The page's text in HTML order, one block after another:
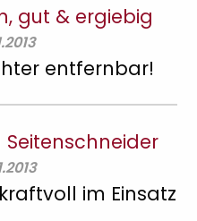
gut & ergiebig
entfernbar!
im Einsatz